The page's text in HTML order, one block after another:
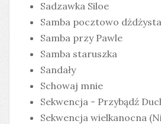
Sadzawka Siloe
Samba pocztowo dżdżysta
Samba przy Pawle
Samba staruszka
Sandały
Schowaj mnie
Sekwencja - Przybądź
Sekwencja wielkanocna